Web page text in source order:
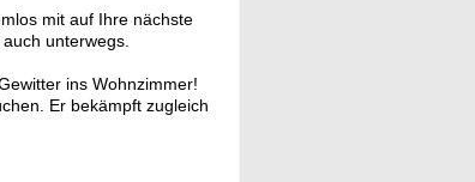
mit auf Ihre nächste
unterwegs.
ins Wohnzimmer!
Er bekämpft zugleich